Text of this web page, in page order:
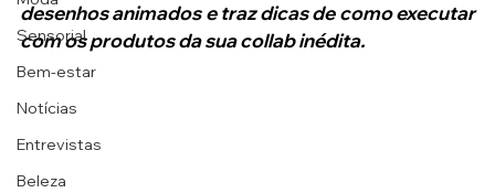
Sensorial
Bem-estar
Notícias
Entrevistas
Beleza
desenhos animados e traz dicas de como executar
com os produtos da sua collab inédita.